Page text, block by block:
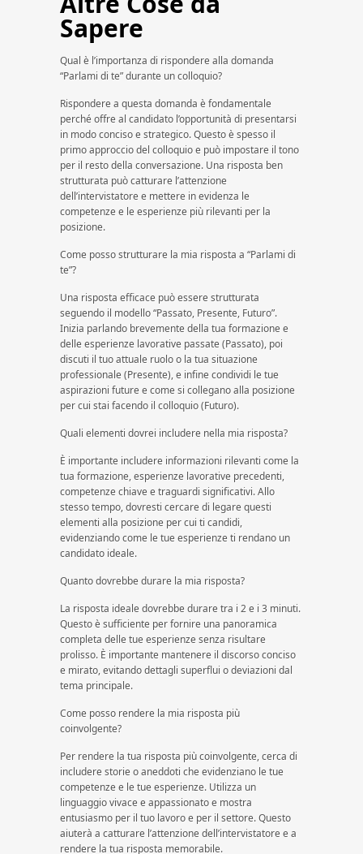
Sapere
Qual è l’importanza di rispondere alla domanda
“Parlami di te” durante un colloquio?
Rispondere a questa domanda è fondamentale
perché offre al candidato l’opportunità di presentarsi
in modo conciso e strategico. Questo è spesso il
primo approccio del colloquio e può impostare il tono
per il resto della conversazione. Una risposta ben
strutturata può catturare l’attenzione
dell’intervistatore e mettere in evidenza le
competenze e le esperienze più rilevanti per la
posizione.
Come posso strutturare la mia risposta a “Parlami di
te”?
Una risposta efficace può essere strutturata
seguendo il modello “Passato, Presente, Futuro”.
Inizia parlando brevemente della tua formazione e
delle esperienze lavorative passate (Passato), poi
discuti il tuo attuale ruolo o la tua situazione
professionale (Presente), e infine condividi le tue
aspirazioni future e come si collegano alla posizione
per cui stai facendo il colloquio (Futuro).
Quali elementi dovrei includere nella mia risposta?
È importante includere informazioni rilevanti come la
tua formazione, esperienze lavorative precedenti,
competenze chiave e traguardi significativi. Allo
stesso tempo, dovresti cercare di legare questi
elementi alla posizione per cui ti candidi,
evidenziando come le tue esperienze ti rendano un
candidato ideale.
Quanto dovrebbe durare la mia risposta?
La risposta ideale dovrebbe durare tra i 2 e i 3 minuti.
Questo è sufficiente per fornire una panoramica
completa delle tue esperienze senza risultare
prolisso. È importante mantenere il discorso conciso
e mirato, evitando dettagli superflui o deviazioni dal
tema principale.
Come posso rendere la mia risposta più
coinvolgente?
Per rendere la tua risposta più coinvolgente, cerca di
includere storie o aneddoti che evidenziano le tue
competenze e le tue esperienze. Utilizza un
linguaggio vivace e appassionato e mostra
entusiasmo per il tuo lavoro e per il settore. Questo
aiuterà a catturare l’attenzione dell’intervistatore e a
rendere la tua risposta memorabile.